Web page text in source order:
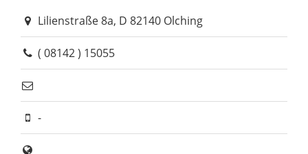
Lilienstraße 8a, D 82140 Olching
( 08142 ) 15055
-